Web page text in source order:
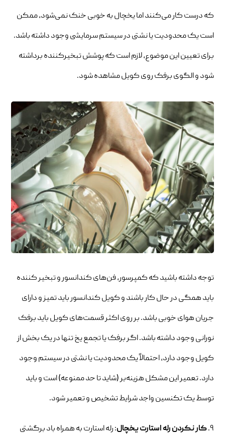
که درست کار می‌کنند اما یخچال به خوبی خنک نمی‌شود، ممکن
است یک محدودیت یا نشتی در سیستم سرمایشی وجود داشته باشد.
برای تعیین این موضوع، لازم است که پوشش تبخیرکننده برداشته
شود و الگوی برفک روی کویل مشاهده شود.
توجه داشته باشید که کمپرسور، فن‌های کندانسور و تبخیر کننده
باید همگی در حال کار باشند و کویل کندانسور باید تمیز و دارای
جریان هوای خوبی باشد. بر روی اکثر قسمت‌های کویل باید برفک
نورانی وجود داشته باشد. اگر برفک یا تجمع یخ تنها در یک بخش از
کویل وجود دارد، احتمالاً یک محدودیت یا نشتی در سیستم وجود
دارد. تعمیر این مشکل هزینه‌بر (شاید تا حد ممنوعه) است و باید
توسط یک تکنسین واجد شرایط تشخیص و تعمیر شود.
۹. کار نکردن رله استارت یخچال: رله استارت به همراه باد برگشتی